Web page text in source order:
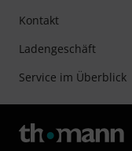
Kontakt
Ladengeschäft
Service im Überblick